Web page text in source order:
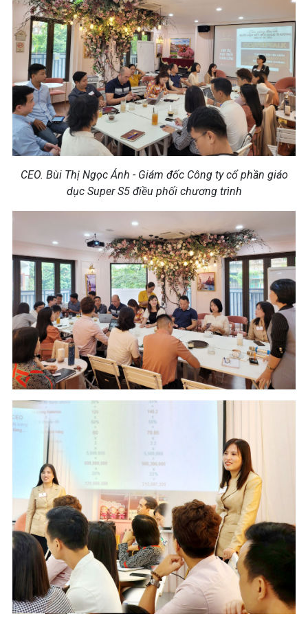
CEO. Bùi Thị Ngọc Ánh - Giám đốc Công ty cổ phần giáo
dục Super S5 điều phối chương trình